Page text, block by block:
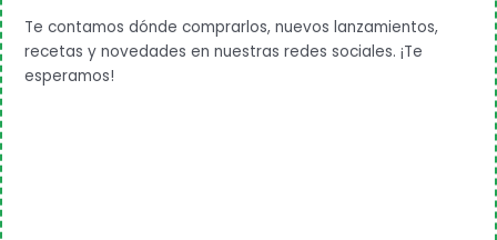
Te contamos dónde comprarlos, nuevos lanzamientos,
recetas y novedades en nuestras redes sociales. ¡Te
esperamos!